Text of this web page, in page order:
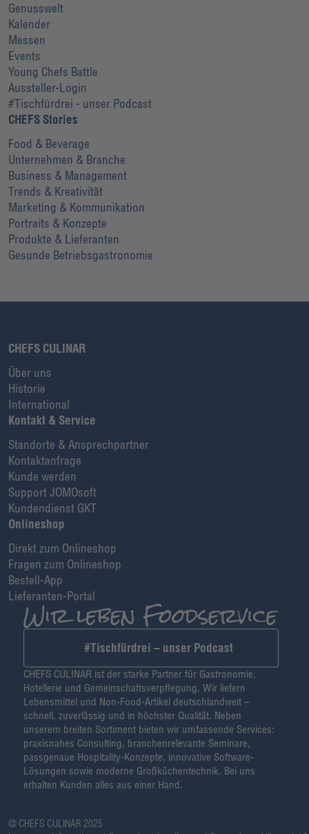
Genusswelt
Kalender
Messen
Events
Young Chefs Battle
Aussteller-Login
#Tischfürdrei - unser Podcast
CHEFS Stories
Food & Beverage
Unternehmen & Branche
Business & Management
Trends & Kreativität
Marketing & Kommunikation
Portraits & Konzepte
Produkte & Lieferanten
Gesunde Betriebsgastronomie
CHEFS CULINAR
Über uns
Historie
International
Kontakt & Service
Standorte & Ansprechpartner
Kontaktanfrage
Kunde werden
Support JOMOsoft
Kundendienst GKT
Onlineshop
Direkt zum Onlineshop
Fragen zum Onlineshop
Bestell-App
Lieferanten-Portal
#Tischfürdrei – unser Podcast
CHEFS CULINAR ist der starke Partner für Gastronomie,
Hotellerie und Gemeinschaftsverpflegung. Wir liefern
Lebensmittel und Non-Food-Artikel deutschlandweit –
schnell, zuverlässig und in höchster Qualität. Neben
unserem breiten Sortiment bieten wir umfassende Services:
praxisnahes Consulting, branchenrelevante Seminare,
passgenaue Hospitality-Konzepte, innovative Software-
Lösungen sowie moderne Großküchentechnik. Bei uns
erhalten Kunden alles aus einer Hand.
@ CHEFS CULINAR 2025